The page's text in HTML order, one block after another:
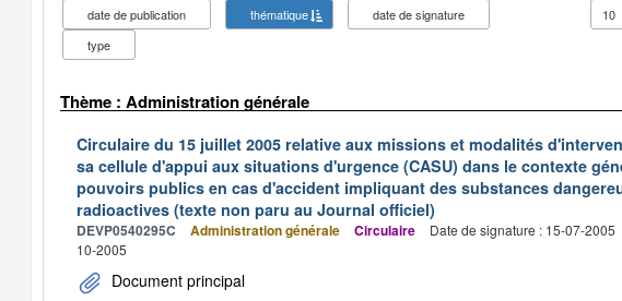
date de publication thématique
date de signature
type
10
Thème : Administration générale
Circulaire du 15 juillet 2005 relative aux missions et modalités
sa cellule d'appui aux situations d'urgence (CASU) dans le contexte
pouvoirs publics en cas d'accident impliquant des substances
radioactives (texte non paru au Journal officiel)
DEVP0540295C Administration générale Circulaire Date de signature : 15-07-2005
10-2005
Document principal